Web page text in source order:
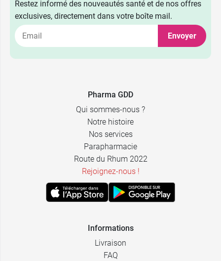
Restez informé des nouveautés santé et de nos offres
exclusives, directement dans votre boîte mail.
Envoyer
Pharma GDD
Qui sommes-nous ?
Notre histoire
Nos services
Parapharmacie
Route du Rhum 2022
Rejoignez-nous !
Informations
Livraison
FAQ